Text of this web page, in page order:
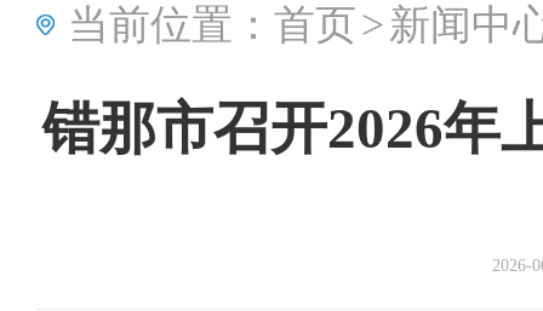
当前位置： 首页>新闻中
错那市召开2026年
2026-